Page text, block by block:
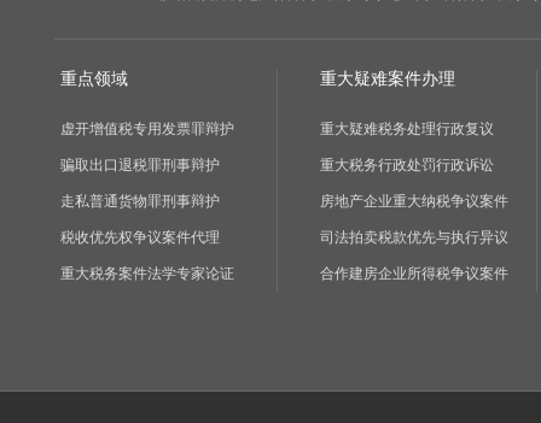
重点领域
虚开增值税专用发票罪辩护
骗取出口退税罪刑事辩护
走私普通货物罪刑事辩护
税收优先权争议案件代理
重大税务案件法学专家论证
重大疑难案件办理
重大疑难税务处理行政复议
重大税务行政处罚行政诉讼
房地产企业重大纳税争议案件
司法拍卖税款优先与执行异议
合作建房企业所得税争议案件